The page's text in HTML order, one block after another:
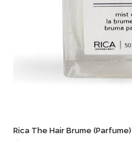
Rica The Hair Brume (Parfume)